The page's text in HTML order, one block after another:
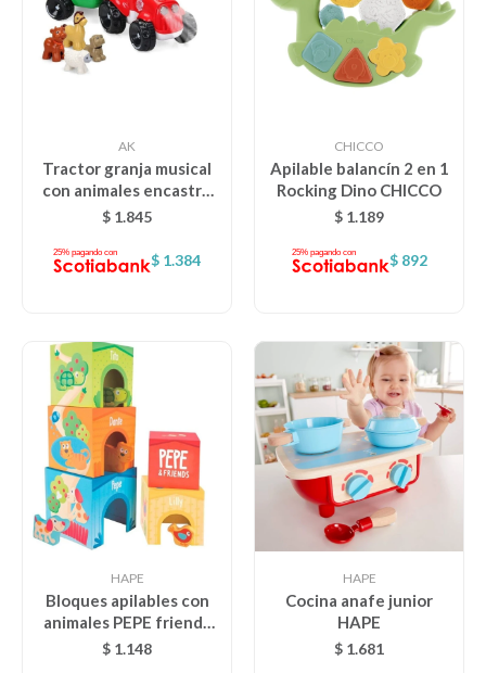
AK
Tractor granja musical
con animales encastre
AK
$ 1.845
$ 1.384
CHICCO
Apilable balancín 2 en 1
Rocking Dino CHICCO
$ 1.189
$ 892
HAPE
Bloques apilables con
animales PEPE friends
HAPE
$ 1.148
HAPE
Cocina anafe junior
HAPE
$ 1.681